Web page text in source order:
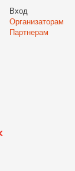
Вход
Организаторам
Партнерам